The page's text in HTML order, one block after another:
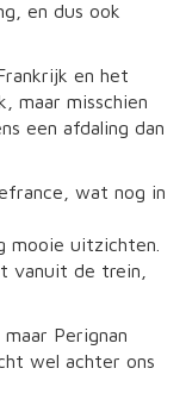
en dus ook
en het
maar misschien
een afdaling dan
wat nog in
mooie uitzichten.
vanuit de trein,
Perignan
wel achter ons